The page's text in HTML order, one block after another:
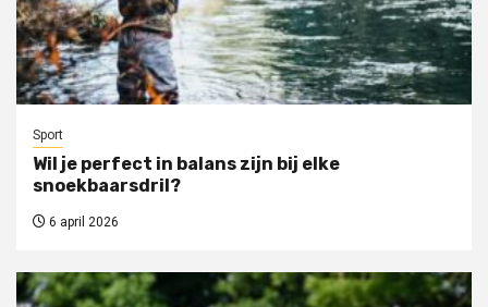
Sport
Wil je perfect in balans zijn bij elke
snoekbaarsdril?
6 april 2026